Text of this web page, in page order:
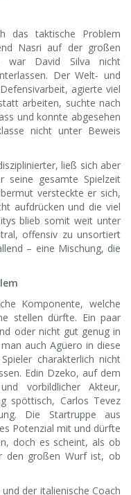
das taktische Problem
Nasri auf der großen
war David Silva nicht
Der Welt- und
agierte viel
arbeiten, suchte nach
und konnte abgesehen
nicht unter Beweis
ließ sich aber
seine gesamte Spielzeit
versteckte er sich,
aufdrücken und die viel
blieb somit weit unter
offensiv zu unsortiert
– eine Mischung, die
Komponente, welche
stellen dürfte. Ein paar
oder nicht gut genug in
auch Agüero in diese
charakterlich nicht
Edin Dzeko, auf dem
vorbildlicher Akteur,
spöttisch, Carlos Tevez
Die Startruppe aus
Potenzial mit und dürfte
doch es scheint, als ob
den großen Wurf ist, ob
der italienische Coach